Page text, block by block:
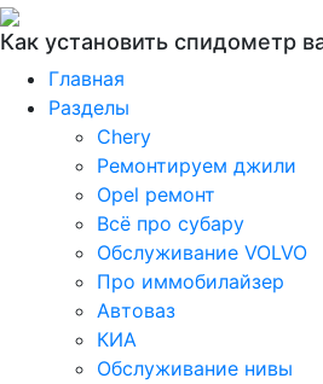
Как установить спидометр
Главная
Разделы
Chery
Ремонтируем джили
Opel ремонт
Всё про субару
Обслуживание VOLVO
Про иммобилайзер
Автоваз
КИА
Обслуживание нивы